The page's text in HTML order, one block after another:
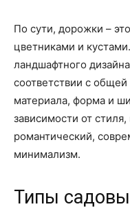
По сути, дорожки –
цветниками и
ландшафтного
соответствии с
материала, форма и
зависимости от
романтический,
минимализм.
Типы